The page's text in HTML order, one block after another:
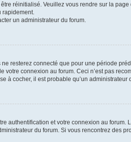
réinitialisé. Veuillez vous rendre sur la
un administrateur du forum.
resterez connecté que pour une période
connexion au forum. Ceci n’est pas
à cocher, il est probable qu’un administrateur
authentification et votre connexion au forum.
du forum. Si vous rencontrez des